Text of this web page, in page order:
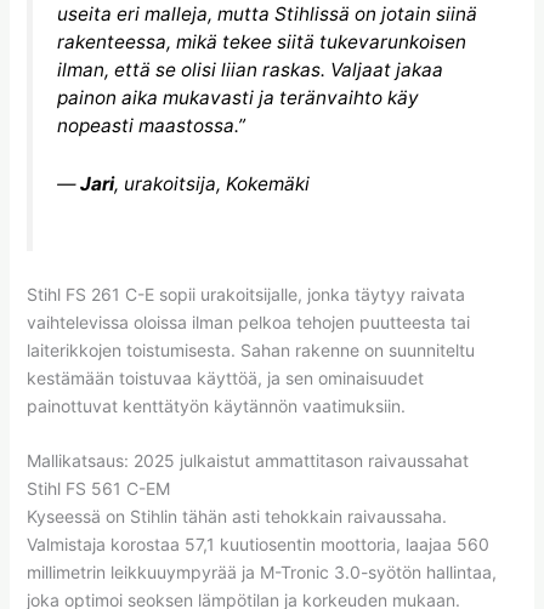
useita eri malleja, mutta Stihlissä on jotain siinä
rakenteessa, mikä tekee siitä tukevarunkoisen
ilman, että se olisi liian raskas. Valjaat jakaa
painon aika mukavasti ja teränvaihto käy
nopeasti maastossa.”
—Jari, urakoitsija, Kokemäki
Stihl FS 261 C-E sopii urakoitsijalle, jonka täytyy raivata
vaihtelevissa oloissa ilman pelkoa tehojen puutteesta tai
laiterikkojen toistumisesta. Sahan rakenne on suunniteltu
kestämään toistuvaa käyttöä, ja sen ominaisuudet
painottuvat kenttätyön käytännön vaatimuksiin.
Mallikatsaus: 2025 julkaistut ammattitason raivaussahat
Stihl FS 561 C-EM
Kyseessä on Stihlin tähän asti tehokkain raivaussaha.
Valmistaja korostaa 57,1 kuutiosentin moottoria, laajaa 560
millimetrin leikkuuympyrää ja M-Tronic 3.0-syötön hallintaa,
joka optimoi seoksen lämpötilan ja korkeuden mukaan.